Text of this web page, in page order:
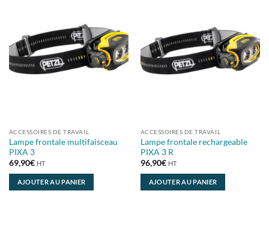
ACCESSOIRES DE TRAVAIL
Lampe frontale multifaisceau
PIXA 3
69,90€ HT
AJOUTER AU PANIER
ACCESSOIRES DE TRAVAIL
Lampe frontale rechargeable
PIXA 3 R
96,90€ HT
AJOUTER AU PANIER